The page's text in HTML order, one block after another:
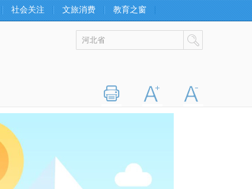
社会关注 文旅消费 教育之窗
打印 字大